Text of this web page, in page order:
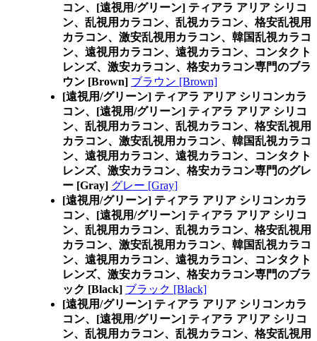
コン、 [遠視用/グリーン] ティアラ アリア シリコ
ン、乱視用カラコン、乱視カラコン、格安乱視用
カラコン、激安乱視用カラコン、韓国乱視カラコ
ン、遠視用カラコン、遠視カラコン、コンタクト
レンズ、激安カラコン、格安カラコン専門のブラ
ウン [Brown] ブラウン [Brown]
[遠視用/グリーン] ティアラ アリア シリコンカラ
コン、 [遠視用/グリーン] ティアラ アリア シリコ
ン、乱視用カラコン、乱視カラコン、格安乱視用
カラコン、激安乱視用カラコン、韓国乱視カラコ
ン、遠視用カラコン、遠視カラコン、コンタクト
レンズ、激安カラコン、格安カラコン専門のグレ
ー [Gray] グレー [Gray]
[遠視用/グリーン] ティアラ アリア シリコンカラ
コン、 [遠視用/グリーン] ティアラ アリア シリコ
ン、乱視用カラコン、乱視カラコン、格安乱視用
カラコン、激安乱視用カラコン、韓国乱視カラコ
ン、遠視用カラコン、遠視カラコン、コンタクト
レンズ、激安カラコン、格安カラコン専門のブラ
ック [Black] ブラック [Black]
[遠視用/グリーン] ティアラ アリア シリコンカラ
コン、 [遠視用/グリーン] ティアラ アリア シリコ
ン、乱視用カラコン、乱視カラコン、格安乱視用